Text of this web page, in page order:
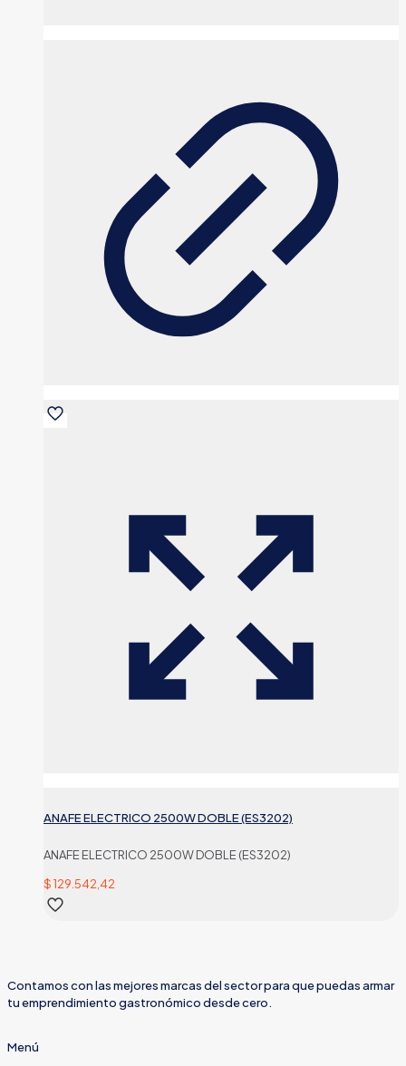
ANAFE ELECTRICO 2500W DOBLE (ES3202)
ANAFE ELECTRICO 2500W DOBLE (ES3202)
$129.542,42
Contamos con las mejores marcas del sector para que puedas armar
tu emprendimiento gastronómico desde cero.
Menú